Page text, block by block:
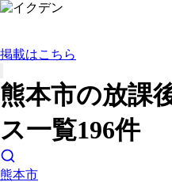
掲載はこちら
熊本市の放課
ス一覧196件
熊本市